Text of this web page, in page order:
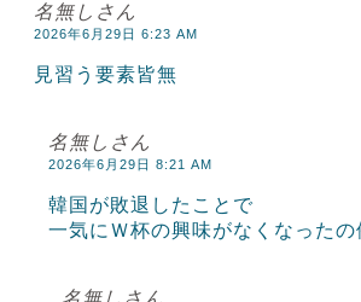
名無しさん
2026年6月29日 6:23 AM
見習う要素皆無
名無しさん
2026年6月29日 8:21 AM
韓国が敗退したことで
一気にＷ杯の興味がなくなったの